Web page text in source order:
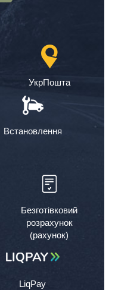
УкрПошта
Встановлення
Безготівковий
розрахунок
(рахунок)
LiqPay